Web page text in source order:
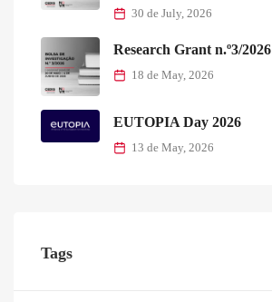
30 de July, 2026
Research Grant n.º3/2026
18 de May, 2026
EUTOPIA Day 2026
13 de May, 2026
Tags